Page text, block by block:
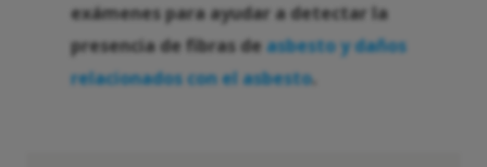
exámenes para ayudar a detectar la
presencia de fibras de asbesto y daños
relacionados con el asbesto.